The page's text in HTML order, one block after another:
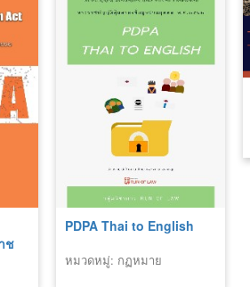
ช
น
PDPA Thai to English
หมวดหมู่: กฏหมาย